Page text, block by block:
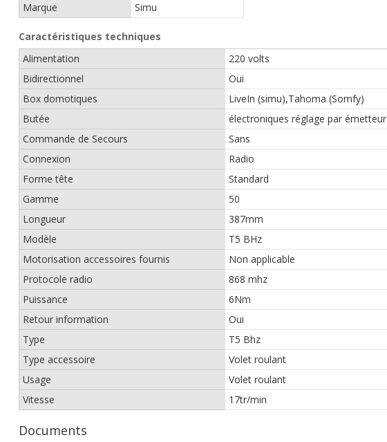
Marque
Simu
Caractéristiques techniques
Alimentation
220 volts
Bidirectionnel
Oui
Box domotiques
LiveIn (simu),Tahoma (Somfy)
Butée
électroniques réglage par émetteur
Commande de Secours
Sans
Connexion
Radio
Forme tête
Standard
Gamme
50
Longueur
387mm
Modèle
T5 BHz
Motorisation accessoires fournis
Non applicable
Protocole radio
868 mhz
Puissance
6Nm
Retour information
Oui
Type
T5 Bhz
Type accessoire
Volet roulant
Usage
Volet roulant
Vitesse
17tr/min
Documents